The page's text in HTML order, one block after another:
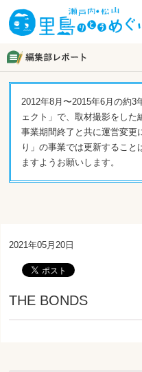
2012年8月〜2015年6月の約3
ェクト」で、取材撮影をした
事業期間終了と共に運営変更
り」の事業では更新すること
ますようお願いします。
2021年05月20日
THE BONDS